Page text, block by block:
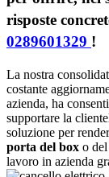
risposte
0289601329 !
La nostra
costante
azienda, ha
supportare la
soluzione per
porta del box o del
lavoro in azienda